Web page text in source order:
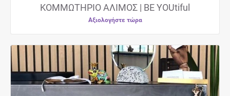
ΚΟΜΜΩΤΗΡΙΟ ΑΛΙΜΟΣ | BE YOUtiful
Αξιολογήστε τώρα